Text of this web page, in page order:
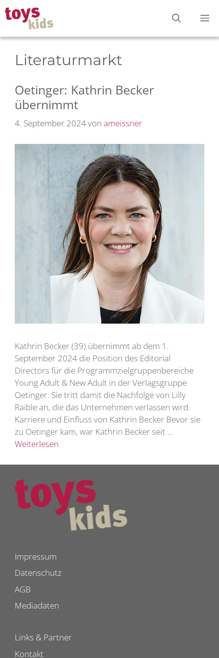
Zum
Inhalt
springen
Literaturmarkt
Oetinger: Kathrin Becker
übernimmt
4. September 2024von ameissner
Kathrin Becker (39) übernimmt ab dem 1.
September 2024 die Position des Editorial
Directors für die Programmzielgruppenbereiche
Young Adult & New Adult in der Verlagsgruppe
Oetinger. Sie tritt damit die Nachfolge von Lilly
Raible an, die das Unternehmen verlassen wird.
Karriere und Einfluss von Kathrin Becker Bevor sie
zu Oetinger kam, war Kathrin Becker seit …
Weiterlesen
Impressum
Datenschutz
AGB
Mediadaten
Links & Partner
Kontakt